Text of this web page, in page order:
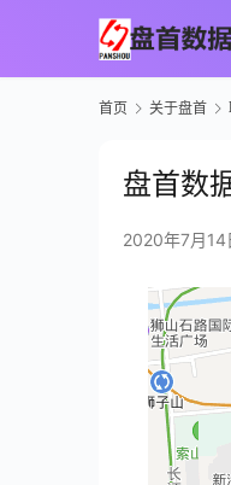
首页 关于盘首
盘首数
2020年7月